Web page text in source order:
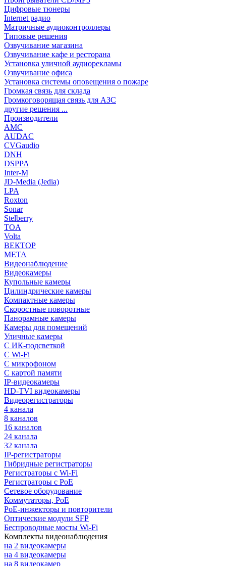
Цифровые тюнеры
Internet радио
Матричные аудиоконтроллеры
Типовые решения
Озвучивание магазина
Озвучивание кафе и ресторана
Установка уличной аудиорекламы
Озвучивание офиса
Установка системы оповещения о пожаре
Громкая связь для склада
Громкоговорящая связь для АЗС
другие решения ...
Производители
AMC
AUDAC
CVGaudio
DNH
DSPPA
Inter-M
JD-Media (Jedia)
LPA
Roxton
Sonar
Stelberry
TOA
Volta
ВЕКТОР
МЕТА
Видеонаблюдение
Видеокамеры
Купольные камеры
Цилиндрические камеры
Компактные камеры
Скоростные поворотные
Панорамные камеры
Камеры для помещений
Уличные камеры
С ИК-подсветкой
С Wi-Fi
С микрофоном
С картой памяти
IP-видеокамеры
HD-TVI видеокамеры
Видеорегистраторы
4 канала
8 каналов
16 каналов
24 канала
32 канала
IP-регистраторы
Гибридные регистраторы
Регистраторы с Wi-Fi
Регистраторы с PoE
Сетевое оборудование
Коммутаторы, PoE
PoE-инжекторы и повторители
Оптические модули SFP
Беспроводные мосты Wi-Fi
Комплекты видеонаблюдения
на 2 видеокамеры
на 4 видеокамеры
на 8 видеокамер